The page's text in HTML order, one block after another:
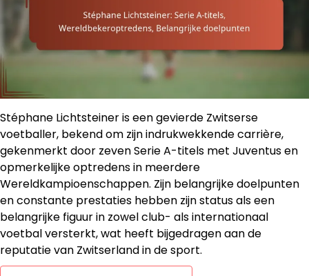
Stéphane Lichtsteiner is een gevierde Zwitserse
voetballer, bekend om zijn indrukwekkende carrière,
gekenmerkt door zeven Serie A-titels met Juventus en
opmerkelijke optredens in meerdere
Wereldkampioenschappen. Zijn belangrijke doelpunten
en constante prestaties hebben zijn status als een
belangrijke figuur in zowel club- als internationaal
voetbal versterkt, wat heeft bijgedragen aan de
reputatie van Zwitserland in de sport.